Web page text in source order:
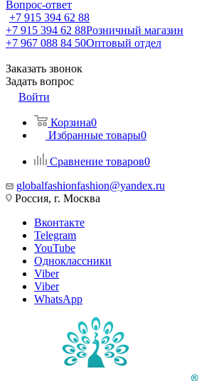
Вопрос-ответ
+7 915 394 62 88
+7 915 394 62 88Розничный магазин
+7 967 088 84 50Оптовый отдел
Заказать звонок
Задать вопрос
Войти
Корзина0
Избранные товары0
Сравнение товаров0
globalfashionfashion@yandex.ru
Россия, г. Москва
Вконтакте
Telegram
YouTube
Одноклассники
Viber
Viber
WhatsApp